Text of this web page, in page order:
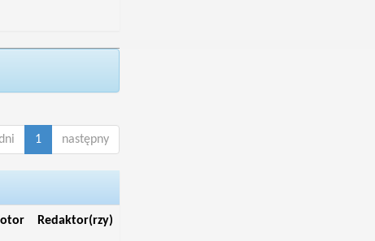
1 następny
Redaktor(rzy)